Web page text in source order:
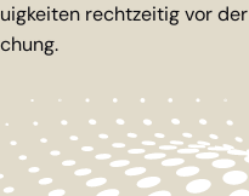
rechtzeitig vor der